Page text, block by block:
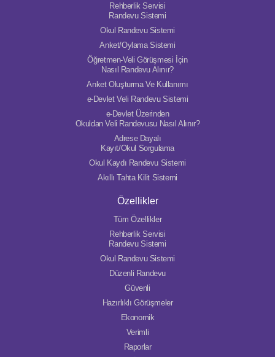
Rehberlik Servisi
Randevu Sistemi
Okul Randevu Sistemi
Anket/Oylama Sistemi
Öğretmen-Veli Görüşmesi İçin
Nasıl Randevu Alınır?
Anket Oluşturma Ve Kullanımı
e-Devlet Veli Randevu Sistemi
e-Devlet Üzerinden
Okuldan Veli Randevusu Nasıl Alınır?
Adrese Dayalı
Kayıt/Okul Sorgulama
Okul Kaydı Randevu Sistemi
Akıllı Tahta Kilit Sistemi
Özellikler
Tüm Özellikler
Rehberlik Servisi
Randevu Sistemi
Okul Randevu Sistemi
Düzenli Randevu
Güvenli
Hazırlıklı Görüşmeler
Ekonomik
Verimli
Raporlar